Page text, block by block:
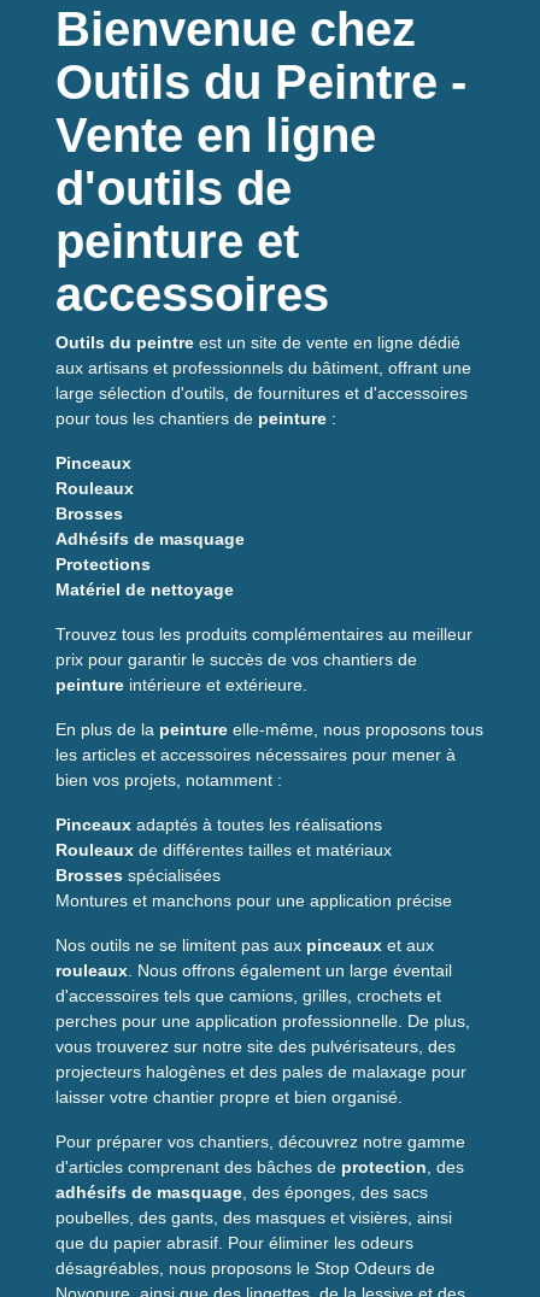
Bienvenue chez
Outils du Peintre -
Vente en ligne
d'outils de
peinture et
accessoires
Outils du peintre est un site de vente en ligne dédié
aux artisans et professionnels du bâtiment, offrant une
large sélection d'outils, de fournitures et d'accessoires
pour tous les chantiers de peinture :
Pinceaux
Rouleaux
Brosses
Adhésifs de masquage
Protections
Matériel de nettoyage
Trouvez tous les produits complémentaires au meilleur
prix pour garantir le succès de vos chantiers de
peinture intérieure et extérieure.
En plus de la peinture elle-même, nous proposons tous
les articles et accessoires nécessaires pour mener à
bien vos projets, notamment :
Pinceaux adaptés à toutes les réalisations
Rouleaux de différentes tailles et matériaux
Brosses spécialisées
Montures et manchons pour une application précise
Nos outils ne se limitent pas aux pinceaux et aux
rouleaux . Nous offrons également un large éventail
d'accessoires tels que camions, grilles, crochets et
perches pour une application professionnelle. De plus,
vous trouverez sur notre site des pulvérisateurs, des
projecteurs halogènes et des pales de malaxage pour
laisser votre chantier propre et bien organisé.
Pour préparer vos chantiers, découvrez notre gamme
d'articles comprenant des bâches de protection , des
adhésifs de masquage , des éponges, des sacs
poubelles, des gants, des masques et visières, ainsi
que du papier abrasif. Pour éliminer les odeurs
désagréables, nous proposons le Stop Odeurs de